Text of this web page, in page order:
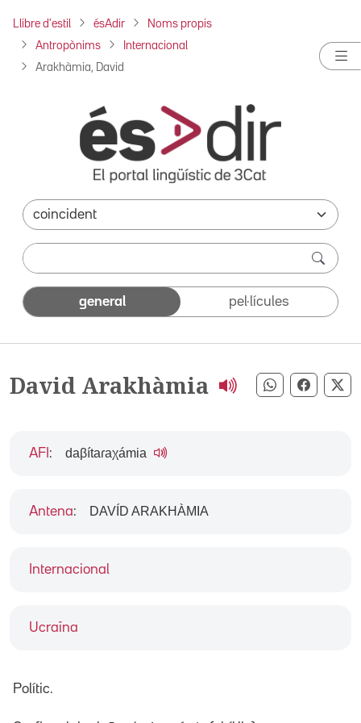
Llibre d'estil ésAdir Noms propis
Antropònims Internacional
Arakhàmia, David
general pel·lícules
David Arakhàmia Compartir
Internacional
Ucraïna
AFI : daβítaɾaχámia
Antena: DAVÍD ARAKHÀMIA
Polític.